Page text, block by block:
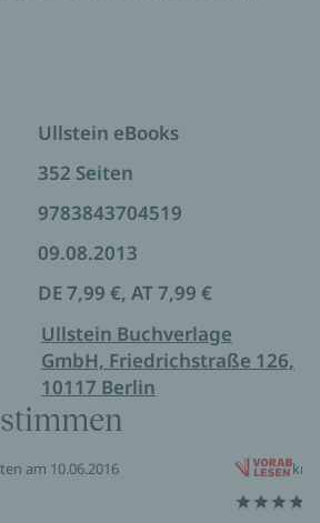
wer den Mord wirklich
sie um ihr Leben bangen…
Ullstein eBooks
352 Seiten
9783843704519
09.08.2013
DE 7,99 €, AT 7,99 €
Ullstein Buchverlage
GmbH, Friedrichstraße 126,
10117 Berlin
am 10.06.2016